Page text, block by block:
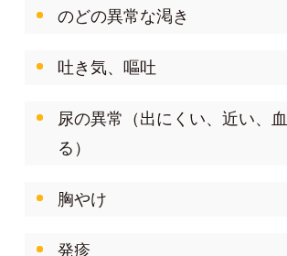
のどの異常な渇き
吐き気、嘔吐
尿の異常（出にくい、近い、
る）
胸やけ
発疹